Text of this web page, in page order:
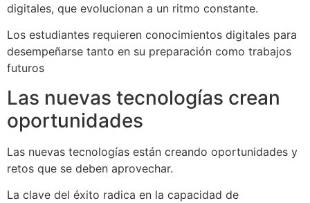
digitales, que evolucionan a un ritmo constante.
Los estudiantes requieren conocimientos digitales para
desempeñarse tanto en su preparación como trabajos
futuros
Las nuevas tecnologías crean
oportunidades
Las nuevas tecnologías están creando oportunidades y
retos que se deben aprovechar.
La clave del éxito radica en la capacidad de